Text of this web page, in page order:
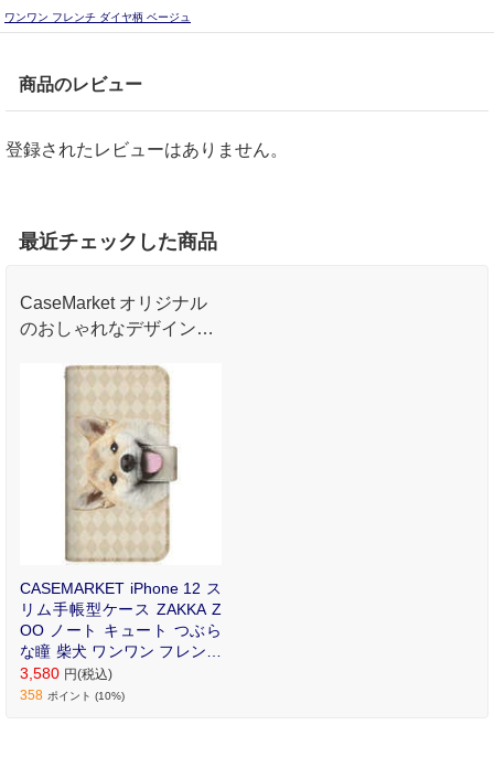
ワンワン フレンチ ダイヤ柄 ベージュ
商品のレビュー
登録されたレビューはありません。
最近チェックした商品
CaseMarket オリジナル
のおしゃれなデザインプ
ル手帳型ケース。
CASEMARKET iPhone 12 ス
リム手帳型ケース ZAKKA Z
OO ノート キュート つぶら
な瞳 柴犬 ワンワン フレンチ
ダイヤ柄 ベージュ iPhone12
-BCM2S2821-78
3,580 円(税込)
358 ポイント (10%)